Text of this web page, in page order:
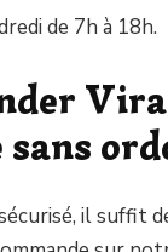
de 7h à 18h.
il suffit